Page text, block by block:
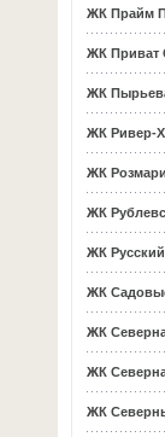
ЖК Прайм
ЖК Приват
ЖК
ЖК Ривер-
ЖК
ЖК
ЖК
ЖК
ЖК
ЖК
ЖК